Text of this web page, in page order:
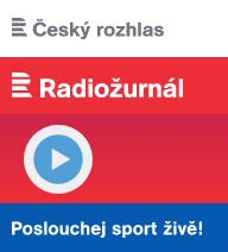
Přejít k hlavnímu obsahu